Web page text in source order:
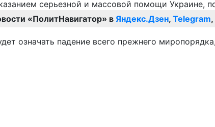
«ПолитНавигатор» в Яндекс.Дзен, Telegram,
означать падение всего прежнего